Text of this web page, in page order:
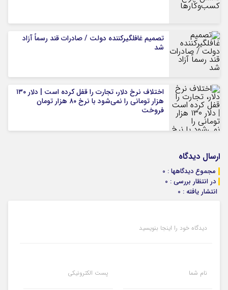
تصمیم غافلگیرکننده دولت / صادرات قند رسماً آزاد
شد
اختلاف نرخ دلار، تجارت را قفل کرده است | دلار ۱۳۰
هزار تومانی را نمی‌شود با نرخ ۸۰ هزار تومان
فروخت
ارسال دیدگاه
مجموع دیدگاهها : 0
در انتظار بررسی : 0
انتشار یافته : 0
دیدگاه خود را اینجا بنویسید
نام شما پست الکترونیکی